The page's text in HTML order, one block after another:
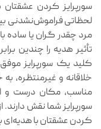
سورپرایز کردن
لحظاتی فراموش‌نشدنی
مرد چقدر گران یا ساده
تأثیر هدیه را چندین
کلید یک سورپرایز
خلاقانه و غیرمنتظره،
مناسب، مکان درست و
سورپرایز شما نقش
کردن عشقتان با هدیه‌ای